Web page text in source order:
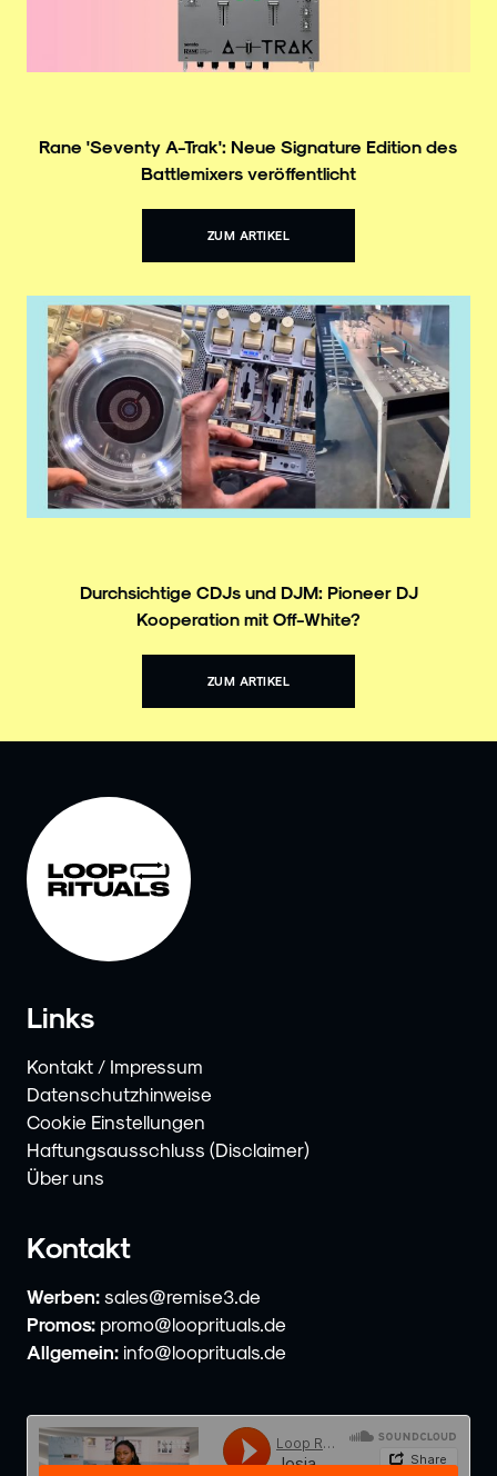
Rane 'Seventy A-Trak': Neue Signature Edition des
Battlemixers veröffentlicht
ZUM ARTIKEL
Durchsichtige CDJs und DJM: Pioneer DJ
Kooperation mit Off-White?
ZUM ARTIKEL
Links
Kontakt / Impressum
Datenschutzhinweise
Cookie Einstellungen
Haftungsausschluss (Disclaimer)
Über uns
Kontakt
Werben: sales@remise3.de
Promos: promo@looprituals.de
Allgemein: info@looprituals.de